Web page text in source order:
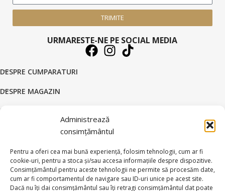
Administrează
consimțământul
Pentru a oferi cea mai bună experiență, folosim tehnologii, cum ar fi
cookie-uri, pentru a stoca și/sau accesa informațiile despre dispozitive.
Consimțământul pentru aceste tehnologii ne permite să procesăm date,
cum ar fi comportamentul de navigare sau ID-uri unice pe acest site.
Dacă nu îți dai consimțământul sau îți retragi consimțământul dat poate
TRIMITE
URMARESTE-NE PE SOCIAL MEDIA
DESPRE CUMPARATURI
DESPRE MAGAZIN
DATE COMERCIALE
© 2026 BRATARI AUR - HANDMADE GOLD SILVER S.R.L.
Toate drepturile rezervate.